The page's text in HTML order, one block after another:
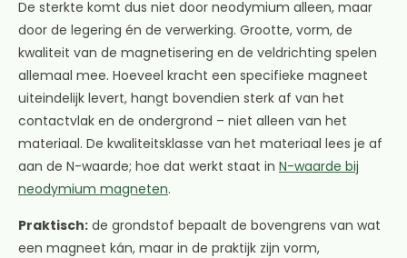
De sterkte komt dus niet door neodymium alleen, maar
door de legering én de verwerking. Grootte, vorm, de
kwaliteit van de magnetisering en de veldrichting spelen
allemaal mee. Hoeveel kracht een specifieke magneet
uiteindelijk levert, hangt bovendien sterk af van het
contactvlak en de ondergrond – niet alleen van het
materiaal. De kwaliteitsklasse van het materiaal lees je af
aan de N-waarde; hoe dat werkt staat in N-waarde bij
neodymium magneten.
Praktisch: de grondstof bepaalt de bovengrens van wat
een magneet kán, maar in de praktijk zijn vorm,